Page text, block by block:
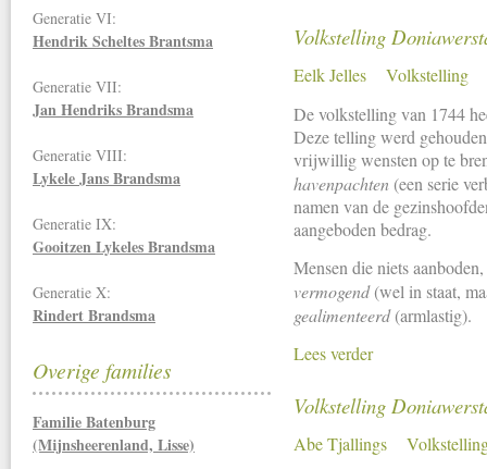
Volkstelling
Eelk Jelles
Volkstelling
De volkstelling van 1744
Deze telling werd
vrijwillig wensten op te
havenpachten (een serie
namen van de
aangeboden bedrag.
Mensen die niets
vermogend(wel in staat,
gealimenteerd(armlastig).
Lees verder
Volkstelling
Abe Tjallings
Generatie VI:
Hendrik Scheltes Brantsma
Generatie VII:
Jan HendriksBrandsma
Generatie VIII:
Lykele Jans Brandsma
Generatie IX:
Gooitzen Lykeles Brandsma
Generatie X:
Rindert Brandsma
Overige families
Familie Batenburg
(Mijnsheerenland, Lisse)